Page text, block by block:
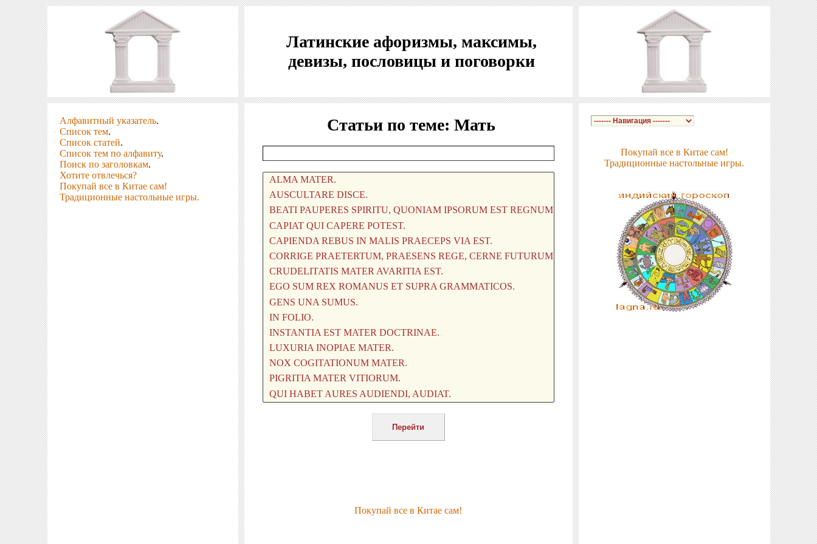
Латинские афоризмы, максимы,
девизы, пословицы и поговорки
Алфавитный указатель.
Список тем.
Список статей.
Список тем по алфавиту.
Поиск по заголовкам.
Хотите отвлечься?
Покупай все в Китае сам!
Традиционные настольные игры.
Статьи по теме: Мать
Покупай все в Китае сам!
Покупай все в Китае сам!
Традиционные настольные игры.